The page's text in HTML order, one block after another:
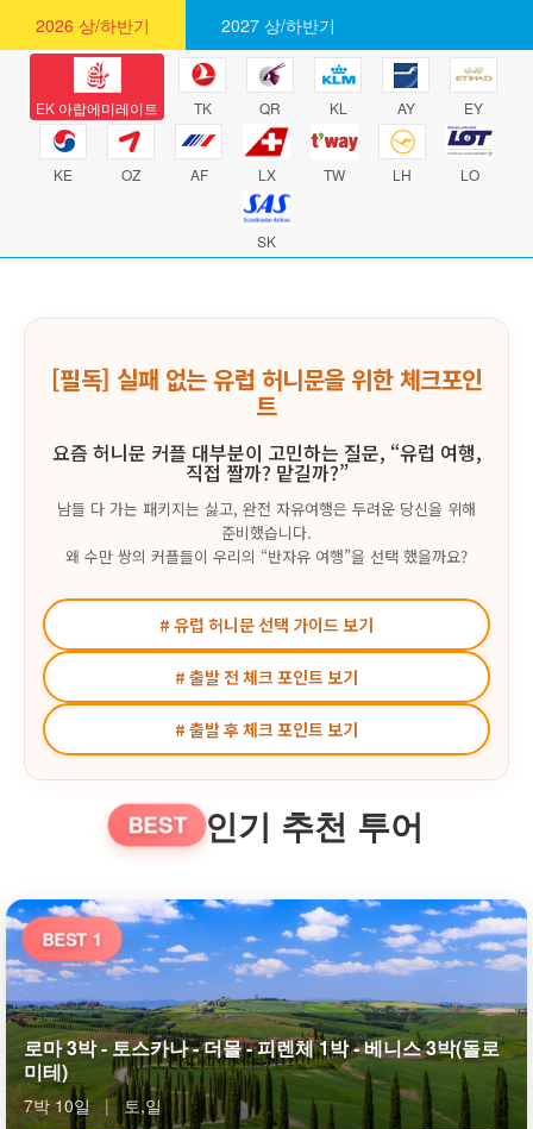
2026 상/하반기 2027 상/하반기
EK 아랍에미레이트 TK QR KL AY EY
KE OZ AF LX TW LH LO
SK
[필독] 실패 없는 유럽 허니문을 위한 체크포인
트
요즘 허니문 커플 대부분이 고민하는 질문, “유럽 여행,
직접 짤까? 맡길까?”
남들 다 가는 패키지는 싫고, 완전 자유여행은 두려운 당신을 위해
준비했습니다.
왜 수만 쌍의 커플들이 우리의 “반자유 여행”을 선택 했을까요?
# 유럽 허니문 선택 가이드 보기
# 출발 전 체크 포인트 보기
# 출발 후 체크 포인트 보기
BEST 인기 추천 투어
BEST 1
로마 3박 - 토스카나 - 더몰 - 피렌체 1박 - 베니스 3박(돌로
미테)
7박 10일 | 토,일